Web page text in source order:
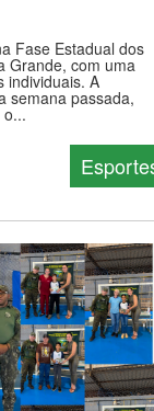
Fase Estadual dos
Grande, com uma
individuais. A
semana passada,